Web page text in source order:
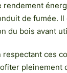
rendement
de fumée.
du bois avant
respectant ces
pleinement